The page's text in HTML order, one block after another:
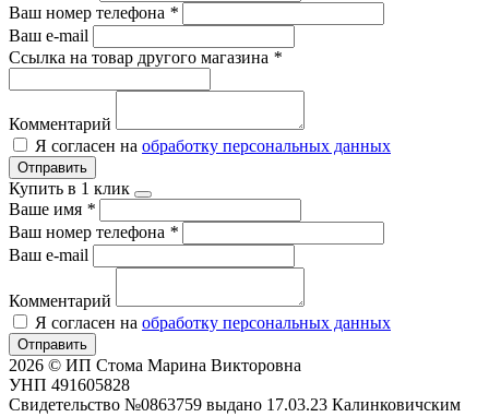
Ваш номер телефона *
Ваш e-mail
Ссылка на товар другого магазина *
Комментарий
Я согласен на обработку персональных данных
Отправить
Купить в 1 клик
Ваше имя *
Ваш номер телефона *
Ваш e-mail
Комментарий
Я согласен на обработку персональных данных
Отправить
2026 © ИП Стома Марина Викторовна
УНП 491605828
Свидетельство №0863759 выдано 17.03.23 Калинковичским